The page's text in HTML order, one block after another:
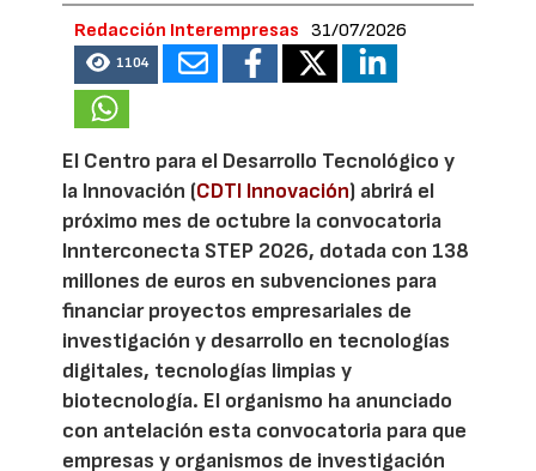
Redacción Interempresas 31/07/2026
1104
El Centro para el Desarrollo Tecnológico y
la Innovación (CDTI Innovación) abrirá el
próximo mes de octubre la convocatoria
Innterconecta STEP 2026, dotada con 138
millones de euros en subvenciones para
financiar proyectos empresariales de
investigación y desarrollo en tecnologías
digitales, tecnologías limpias y
biotecnología. El organismo ha anunciado
con antelación esta convocatoria para que
empresas y organismos de investigación